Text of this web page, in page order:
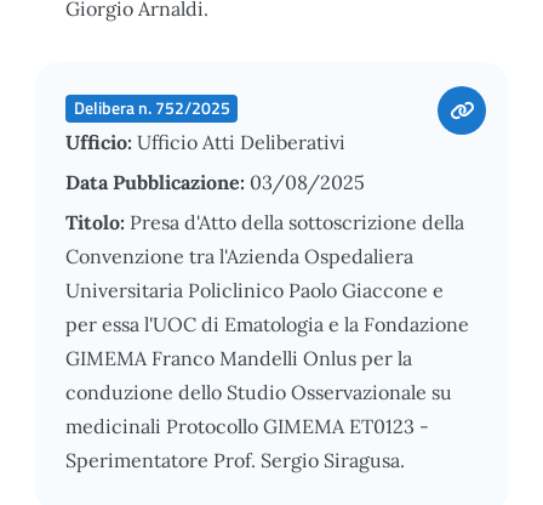
Giorgio Arnaldi.
Delibera n. 752/2025
Ufficio: Ufficio Atti Deliberativi
Data Pubblicazione: 03/08/2025
Titolo: Presa d'Atto della sottoscrizione della
Convenzione tra l'Azienda Ospedaliera
Universitaria Policlinico Paolo Giaccone e
per essa l'UOC di Ematologia e la Fondazione
GIMEMA Franco Mandelli Onlus per la
conduzione dello Studio Osservazionale su
medicinali Protocollo GIMEMA ET0123 -
Sperimentatore Prof. Sergio Siragusa.